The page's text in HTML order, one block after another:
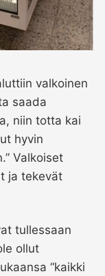
valkoinen
saada
niin totta kai
hyvin
Valkoiset
ja tekevät
tullessaan
ollut
“kaikki